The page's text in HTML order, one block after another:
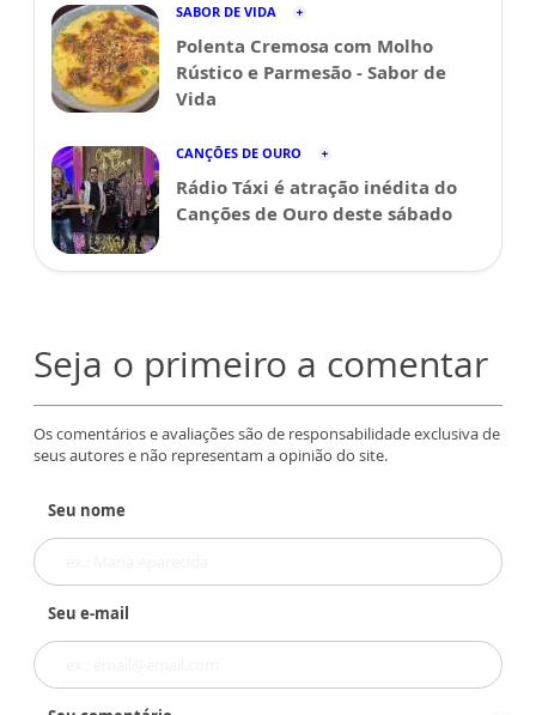
SABOR DE VIDA
Polenta Cremosa com Molho
Rústico e Parmesão - Sabor de
Vida
CANÇÕES DE OURO
Rádio Táxi é atração inédita do
Canções de Ouro deste sábado
Seja o primeiro a comentar
Os comentários e avaliações são de responsabilidade exclusiva de
seus autores e não representam a opinião do site.
Seu nome
Seu e-mail